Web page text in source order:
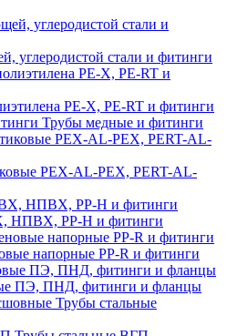
углеродистой стали и фитинги
PE-X, PE-RT и фитинги
Трубы медные и фитинги
PEX-AL-PEX, PERT-AL-
НПВХ, PP-H и фитинги
напорные PP-R и фитинги
ПЭ, ПНД, фитинги и фланцы
Трубы стальные